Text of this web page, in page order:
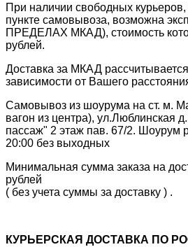
При наличии свободных курьеров,
пункте самовывоза, возможна
ПРЕДЕЛАХ МКАД), стоимость
рублей.
Доставка за МКАД
зависимости от Вашего
Самовывоз из шоурума на ст. м.
вагон из центра), ул.Люблинская
пассаж" 2 этаж пав. 67/2. Шоурум
20:00 без выходных
Минимальная сумма заказа на
рублей
( без учета суммы за доставку ) .
КУРЬЕРСКАЯ ДОСТАВКА ПО